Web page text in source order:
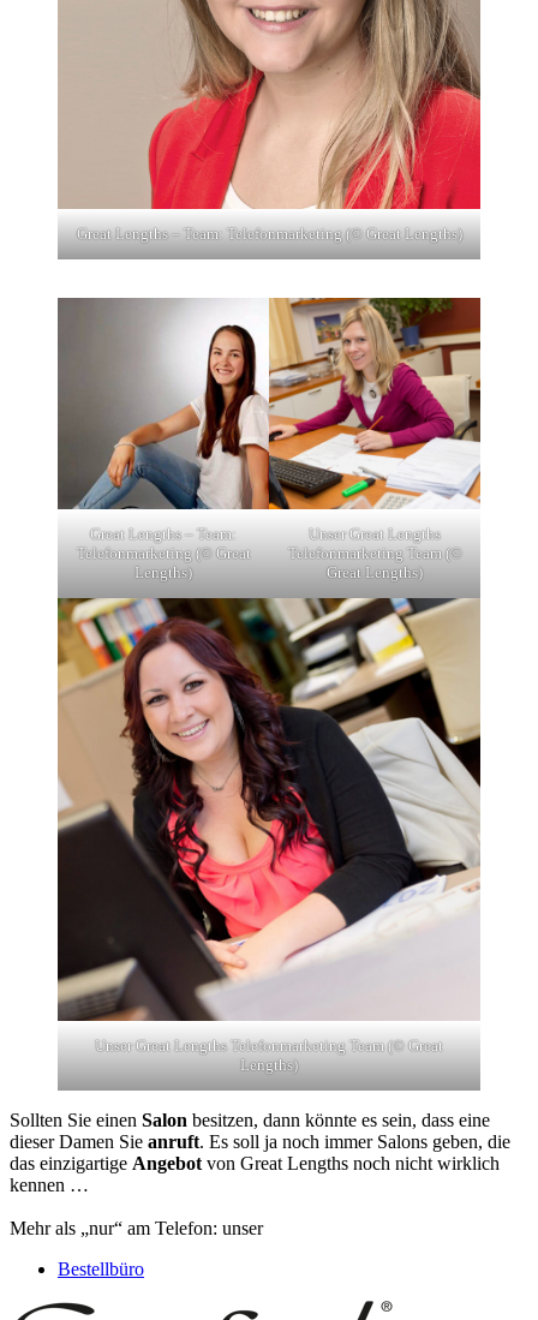
Great Lengths – Team: Telefonmarketing (© Great Lengths)
Great Lengths – Team:
Telefonmarketing (© Great
Lengths)
Unser Great Lengths
Telefonmarketing Team (©
Great Lengths)
Unser Great Lengths Telefonmarketing Team (© Great
Lengths)
Sollten Sie einen Salon besitzen, dann könnte es sein, dass eine
dieser Damen Sie anruft. Es soll ja noch immer Salons geben, die
das einzigartige Angebot von Great Lengths noch nicht wirklich
kennen …
Mehr als „nur“ am Telefon: unser
Bestellbüro